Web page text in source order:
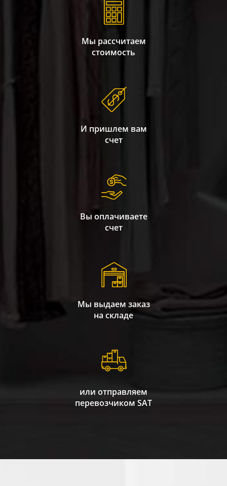
Мы рассчитаем
стоимость
И пришлем вам
счет
Вы оплачиваете
счет
Мы выдаем заказ
на складе
или отправляем
перевозчиком SAT